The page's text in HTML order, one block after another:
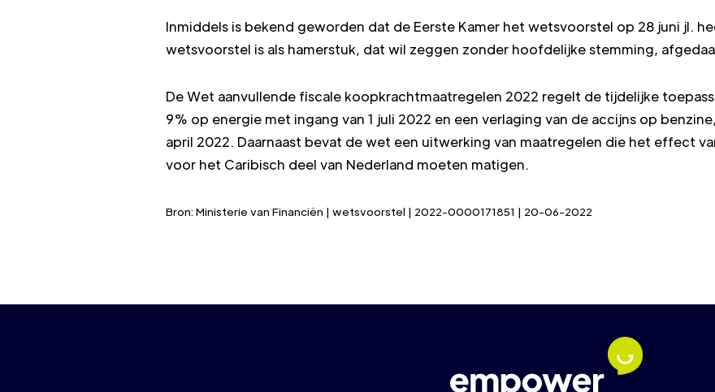
Inmiddels is bekend geworden dat de Eerste Kamer het wetsvoorstel op 28 juni jl.
wetsvoorstel is als hamerstuk, dat wil zeggen zonder hoofdelijke stemming,
De Wet aanvullende fiscale koopkrachtmaatregelen 2022 regelt de tijdelijke
9% op energie met ingang van 1 juli 2022 en een verlaging van de accijns op
april 2022. Daarnaast bevat de wet een uitwerking van maatregelen die het effect
voor het Caribisch deel van Nederland moeten matigen.
Bron: Ministerie van Financiën | wetsvoorstel | 2022-0000171851 | 20-06-2022